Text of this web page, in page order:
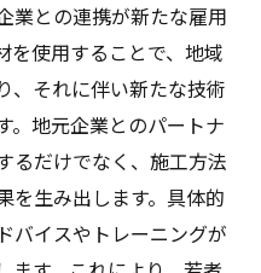
業との連携が新たな雇用
を使用することで、地域
、それに伴い新たな技術
。地元企業とのパートナ
るだけでなく、施工方法
を生み出します。具体的
バイスやトレーニングが